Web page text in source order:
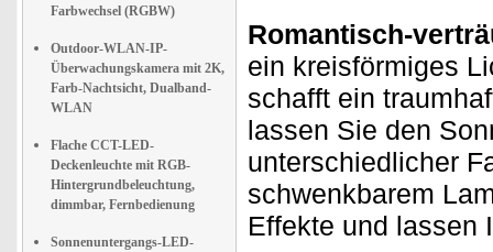
Farbwechsel (RGBW)
Outdoor-WLAN-IP-
Überwachungskamera mit 2K,
Farb-Nachtsicht, Dualband-
WLAN
Flache CCT-LED-
Deckenleuchte mit RGB-
Hintergrundbeleuchtung,
dimmbar, Fernbedienung
Sonnenuntergangs-LED-
Romantisch-
ein kreisförmiges
schafft ein
lassen Sie den
unterschiedlicher
schwenkbarem
Effekte und lassen